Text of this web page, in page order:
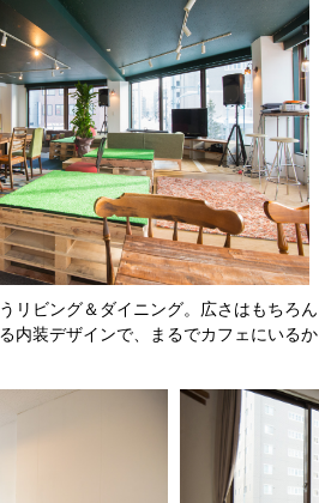
リビング＆ダイニング。広さはもちろん
内装デザインで、まるでカフェにいるか